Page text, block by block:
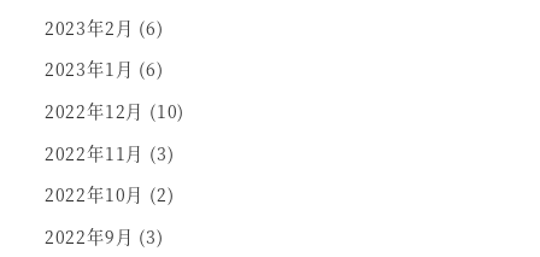
2023年2月 (6)
2023年1月 (6)
2022年12月 (10)
2022年11月 (3)
2022年10月 (2)
2022年9月 (3)